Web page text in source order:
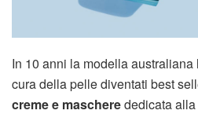
In 10 anni la modella
cura della pelle diventati best
creme e mascherededicata alla